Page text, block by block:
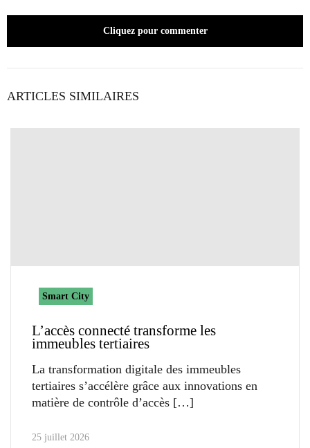
Cliquez pour commenter
ARTICLES SIMILAIRES
Smart City
L’accès connecté transforme les
immeubles tertiaires
La transformation digitale des immeubles
tertiaires s’accélère grâce aux innovations en
matière de contrôle d’accès
25 juillet 2026